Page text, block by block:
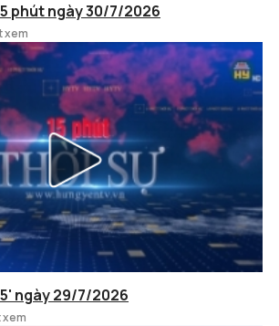
phút ngày 30/7/2026
xem
ngày 29/7/2026
xem